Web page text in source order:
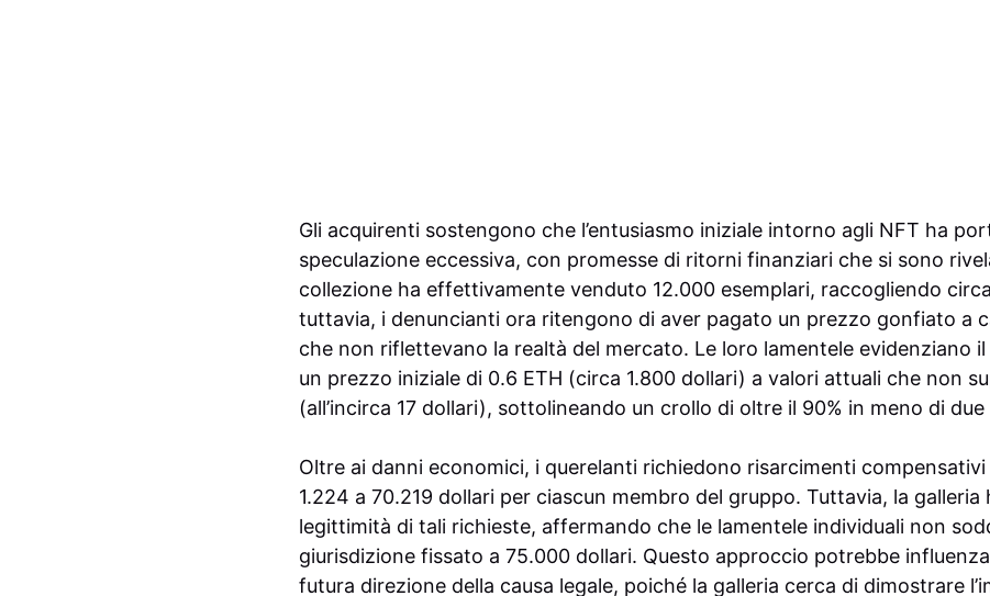
Gli acquirenti sostengono che l’entusiasmo iniziale intorno agli NFT ha
speculazione eccessiva, con promesse di ritorni finanziari che si sono
collezione ha effettivamente venduto 12.000 esemplari, raccogliendo
tuttavia, i denuncianti ora ritengono di aver pagato un prezzo gonfiato a
che non riflettevano la realtà del mercato. Le loro lamentele evidenziano
un prezzo iniziale di 0.6 ETH (circa 1.800 dollari) a valori attuali che non
(all’incirca 17 dollari), sottolineando un crollo di oltre il 90% in meno di due
Oltre ai danni economici, i querelanti richiedono risarcimenti
1.224 a 70.219 dollari per ciascun membro del gruppo. Tuttavia, la
legittimità di tali richieste, affermando che le lamentele individuali non
giurisdizione fissato a 75.000 dollari. Questo approccio potrebbe
futura direzione della causa legale, poiché la galleria cerca di dimostrare